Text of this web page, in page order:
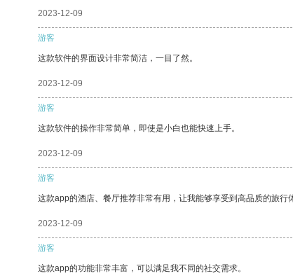
2023-12-09
游客
这款软件的界面设计非常简洁，一目了然。
2023-12-09
游客
这款软件的操作非常简单，即使是小白也能快速上手。
2023-12-09
游客
这款app的酒店、餐厅推荐非常有用，让我能够享受到高品质的旅行
2023-12-09
游客
这款app的功能非常丰富，可以满足我不同的社交需求。